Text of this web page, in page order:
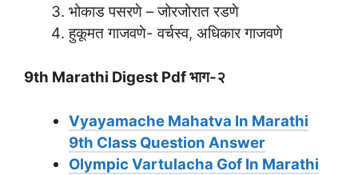
भोकाड पसरणे – जोरजोरात रडणे
हुकूमत गाजवणे- वर्चस्व, अधिकार गाजवणे
9th Marathi Digest Pdf भाग-२
Vyayamache Mahatva In Marathi
9th Class Question Answer
Olympic Vartulacha Gof In Marathi